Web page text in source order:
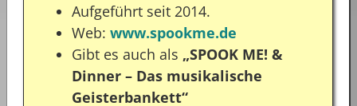
Aufgeführt seit 2014.
Web: www.spookme.de
Gibt es auch als „SPOOK ME! &
Dinner – Das musikalische
Geisterbankett“